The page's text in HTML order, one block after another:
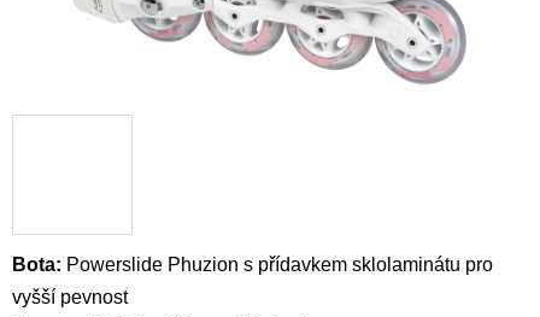
Bota: Powerslide Phuzion s přídavkem sklolaminátu pro
vyšší pevnost